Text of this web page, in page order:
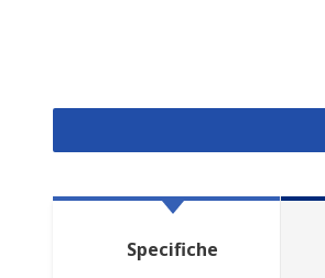
Specifiche